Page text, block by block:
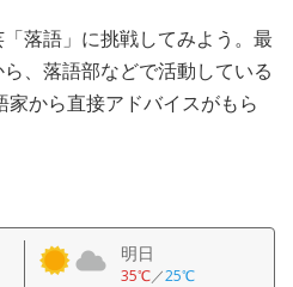
落語」に挑戦してみよう。最
、落語部などで活動している
家から直接アドバイスがもら
明日
35℃／25℃